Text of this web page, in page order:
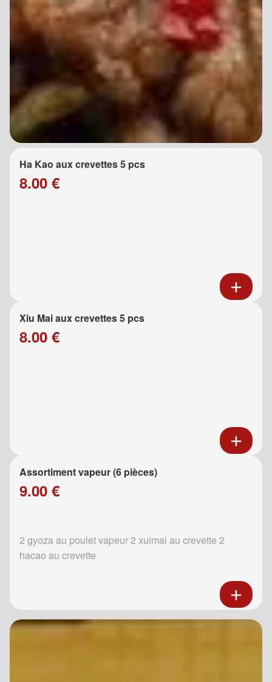
Ha Kao aux crevettes 5 pcs
8.00 €
Xiu Mai aux crevettes 5 pcs
8.00 €
Assortiment vapeur (6 pièces)
9.00 €
2 gyoza au poulet vapeur 2 xuimai au crevette 2
hacao au crevette